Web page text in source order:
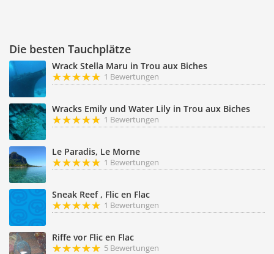
Die besten Tauchplätze
Wrack Stella Maru in Trou aux Biches
1 Bewertungen
Wracks Emily und Water Lily in Trou aux Biches
1 Bewertungen
Le Paradis, Le Morne
1 Bewertungen
Sneak Reef , Flic en Flac
1 Bewertungen
Riffe vor Flic en Flac
5 Bewertungen